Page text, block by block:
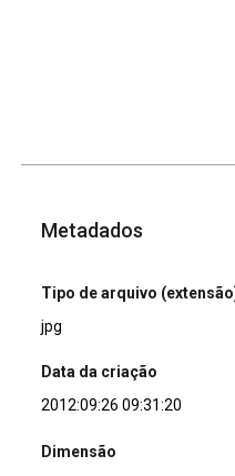
Metadados
Tipo de arquivo
jpg
Data da criação
2012:09:26 09:31:20
Dimensão